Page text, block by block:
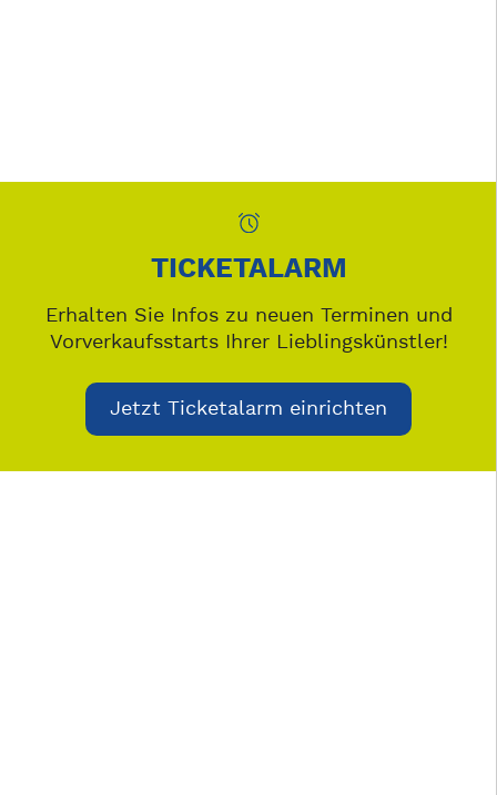
TICKETALARM
Erhalten Sie Infos zu neuen Terminen und
Vorverkaufsstarts Ihrer Lieblingskünstler!
Jetzt Ticketalarm einrichten